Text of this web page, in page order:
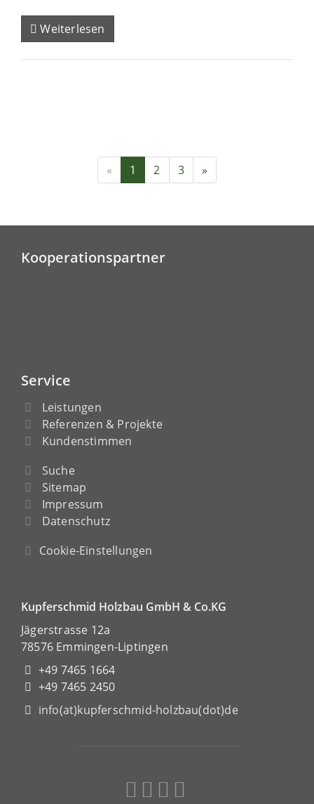
Weiterlesen
« 1 2 3 »
Kooperationspartner
Service
Leistungen
Referenzen & Projekte
Kundenstimmen
Suche
Sitemap
Impressum
Datenschutz
Cookie-Einstellungen
Kupferschmid Holzbau GmbH & Co.KG
Jägerstrasse 12a
78576 Emmingen-Liptingen
+49 7465 1664
+49 7465 2450
info(at)kupferschmid-holzbau(dot)de